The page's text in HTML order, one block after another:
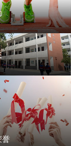
动
态
誉